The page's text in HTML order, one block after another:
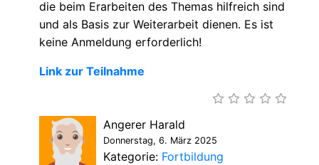
die beim Erarbeiten des Themas hilfreich sind
und als Basis zur Weiterarbeit dienen. Es ist
keine Anmeldung erforderlich!
Link zur Teilnahme
Angerer Harald
Donnerstag, 6. März 2025
Kategorie: Fortbildung